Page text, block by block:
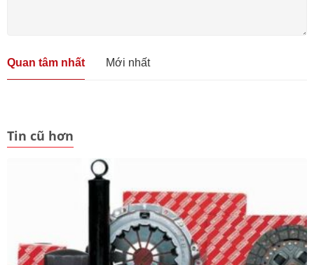
Quan tâm nhất Mới nhất
Tin cũ hơn